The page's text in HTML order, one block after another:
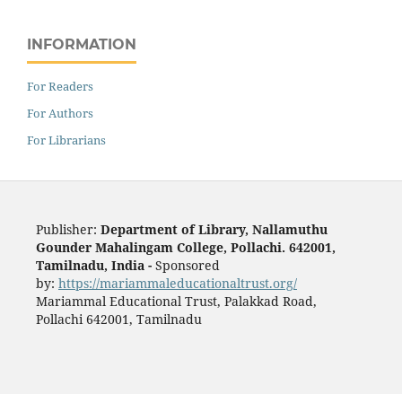
INFORMATION
For Readers
For Authors
For Librarians
Publisher: Department of Library, Nallamuthu
Gounder Mahalingam College, Pollachi. 642001,
Tamilnadu, India - Sponsored
by: https://mariammaleducationaltrust.org/
Mariammal Educational Trust, Palakkad Road,
Pollachi 642001, Tamilnadu